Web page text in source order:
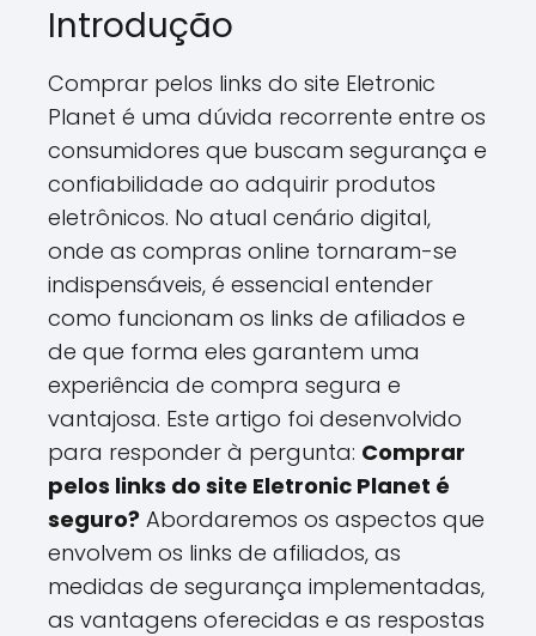
Introdução
Comprar pelos links do site Eletronic
Planet é uma dúvida recorrente entre os
consumidores que buscam segurança e
confiabilidade ao adquirir produtos
eletrônicos. No atual cenário digital,
onde as compras online tornaram-se
indispensáveis, é essencial entender
como funcionam os links de afiliados e
de que forma eles garantem uma
experiência de compra segura e
vantajosa. Este artigo foi desenvolvido
para responder à pergunta: Comprar
pelos links do site Eletronic Planet é
seguro? Abordaremos os aspectos que
envolvem os links de afiliados, as
medidas de segurança implementadas,
as vantagens oferecidas e as respostas